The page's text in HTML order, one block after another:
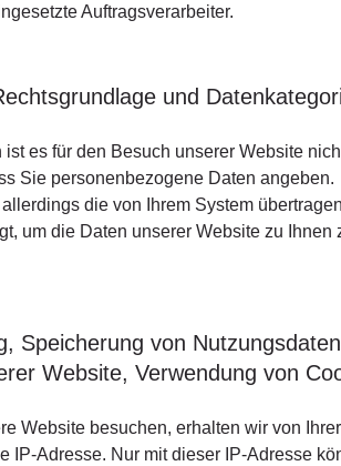
Auftragsverarbeiter.
und
ist es für den Besuch unserer Website
Sie personenbezogene Daten angeben.
die von Ihrem System
um die Daten unserer Website zu Ihnen
Speicherung von
Website, Verwendung von
Website besuchen, erhalten wir von
IP-Adresse. Nur mit dieser IP-Adresse